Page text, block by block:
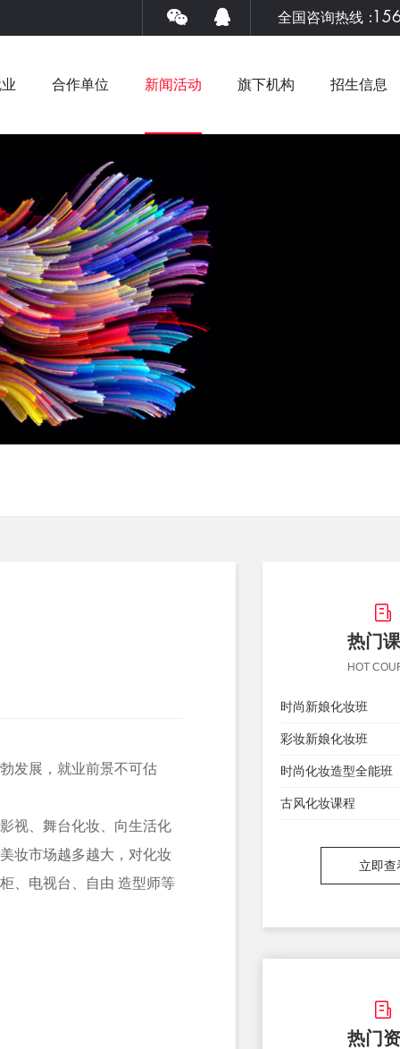
全国咨询热线：
合作单位 新闻活动 旗下机构 招生信息
发展，就业前景不可估
视、舞台化妆、向生活化
妆市场越多越大，对化妆
、电视台、自由 造型师等
热门
HOT
时尚新娘化妆班
彩妆新娘化妆班
时尚化妆造型全能班
古风化妆课程
立即查
热门